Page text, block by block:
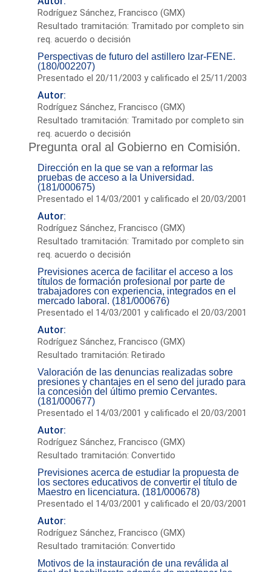
Rodríguez Sánchez, Francisco (GMX)
Resultado tramitación: Tramitado por completo sin
req. acuerdo o decisión
Perspectivas de futuro del astillero Izar-FENE.
(180/002207)
Presentado el 20/11/2003 y calificado el 25/11/2003
Autor:
Rodríguez Sánchez, Francisco (GMX)
Resultado tramitación: Tramitado por completo sin
req. acuerdo o decisión
Pregunta oral al Gobierno en Comisión.
Dirección en la que se van a reformar las
pruebas de acceso a la Universidad.
(181/000675)
Presentado el 14/03/2001 y calificado el 20/03/2001
Autor:
Rodríguez Sánchez, Francisco (GMX)
Resultado tramitación: Tramitado por completo sin
req. acuerdo o decisión
Previsiones acerca de facilitar el acceso a los
títulos de formación profesional por parte de
trabajadores con experiencia, integrados en el
mercado laboral. (181/000676)
Presentado el 14/03/2001 y calificado el 20/03/2001
Autor:
Rodríguez Sánchez, Francisco (GMX)
Resultado tramitación: Retirado
Valoración de las denuncias realizadas sobre
presiones y chantajes en el seno del jurado para
la concesión del último premio Cervantes.
(181/000677)
Presentado el 14/03/2001 y calificado el 20/03/2001
Autor:
Rodríguez Sánchez, Francisco (GMX)
Resultado tramitación: Convertido
Previsiones acerca de estudiar la propuesta de
los sectores educativos de convertir el título de
Maestro en licenciatura. (181/000678)
Presentado el 14/03/2001 y calificado el 20/03/2001
Autor:
Rodríguez Sánchez, Francisco (GMX)
Resultado tramitación: Convertido
Motivos de la instauración de una reválida al